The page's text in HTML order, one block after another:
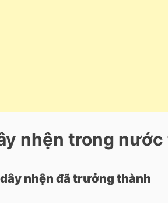
nhện trong
nhện đã trưởng thành